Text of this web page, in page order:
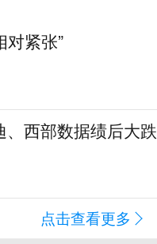
对紧张”
西部数据绩后大跌
点击查看更多